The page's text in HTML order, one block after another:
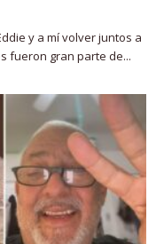
y a mí volver juntos a
fueron gran parte de...